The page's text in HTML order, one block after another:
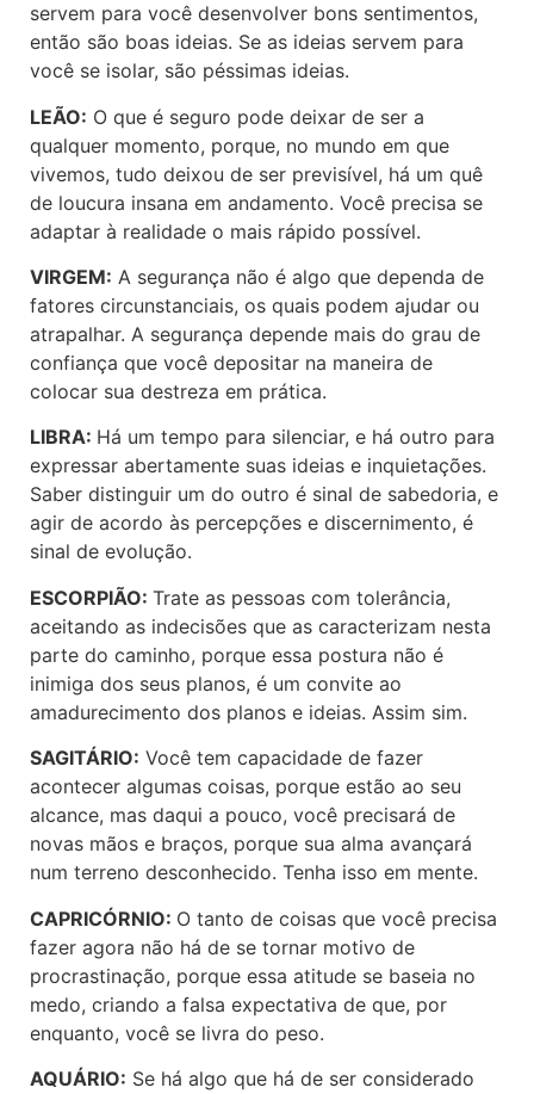
servem para você desenvolver bons sentimentos,
então são boas ideias. Se as ideias servem para
você se isolar, são péssimas ideias.
LEÃO: O que é seguro pode deixar de ser a
qualquer momento, porque, no mundo em que
vivemos, tudo deixou de ser previsível, há um quê
de loucura insana em andamento. Você precisa se
adaptar à realidade o mais rápido possível.
VIRGEM: A segurança não é algo que dependa de
fatores circunstanciais, os quais podem ajudar ou
atrapalhar. A segurança depende mais do grau de
confiança que você depositar na maneira de
colocar sua destreza em prática.
LIBRA: Há um tempo para silenciar, e há outro para
expressar abertamente suas ideias e inquietações.
Saber distinguir um do outro é sinal de sabedoria, e
agir de acordo às percepções e discernimento, é
sinal de evolução.
ESCORPIÃO: Trate as pessoas com tolerância,
aceitando as indecisões que as caracterizam nesta
parte do caminho, porque essa postura não é
inimiga dos seus planos, é um convite ao
amadurecimento dos planos e ideias. Assim sim.
SAGITÁRIO: Você tem capacidade de fazer
acontecer algumas coisas, porque estão ao seu
alcance, mas daqui a pouco, você precisará de
novas mãos e braços, porque sua alma avançará
num terreno desconhecido. Tenha isso em mente.
CAPRICÓRNIO: O tanto de coisas que você precisa
fazer agora não há de se tornar motivo de
procrastinação, porque essa atitude se baseia no
medo, criando a falsa expectativa de que, por
enquanto, você se livra do peso.
AQUÁRIO: Se há algo que há de ser considerado